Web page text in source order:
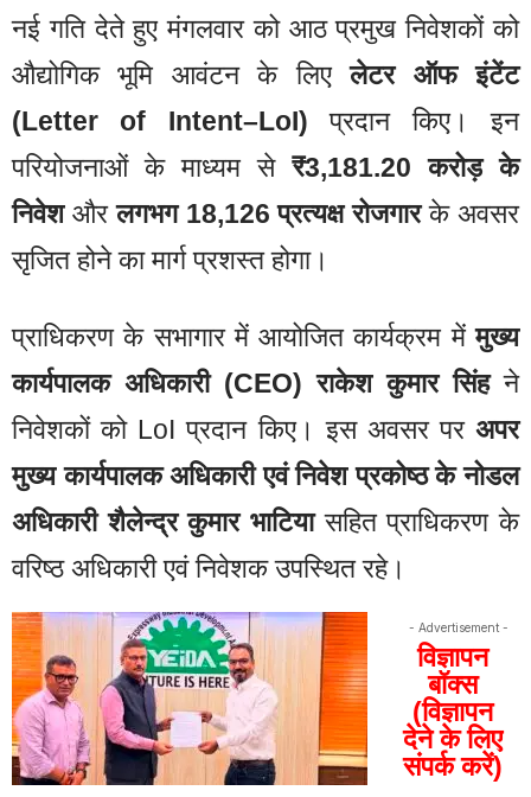
नई गति देते हुए मंगलवार को आठ प्रमुख निवेशकों को
औद्योगिक भूमि आवंटन के लिएलेटर ऑफ इंटेंट
(Letter of Intent–LoI) प्रदान किए। इन
परियोजनाओं के माध्यम से ₹3,181.20 करोड़ के
निवेशऔरलगभग 18,126 प्रत्यक्ष रोजगारके अवसर
सृजित होने का मार्ग प्रशस्त होगा।
प्राधिकरण के सभागार में आयोजित कार्यक्रम मेंमुख्य
कार्यपालक अधिकारी (CEO) राकेश कुमार सिंहने
निवेशकों को LoI प्रदान किए। इस अवसर पर अपर
मुख्य कार्यपालक अधिकारी एवं निवेश प्रकोष्ठ के नोडल
अधिकारी शैलेन्द्र कुमार भाटियासहित प्राधिकरण के
वरिष्ठ अधिकारी एवं निवेशक उपस्थित रहे।
- Advertisement -
विज्ञापन
बॉक्स
(विज्ञापन
देने के लिए
संपर्क करें)